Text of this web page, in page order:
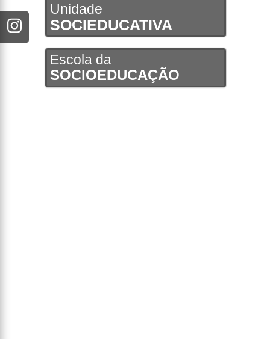
Unidade
SOCIEDUCATIVA
Escola da
SOCIOEDUCAÇÃO